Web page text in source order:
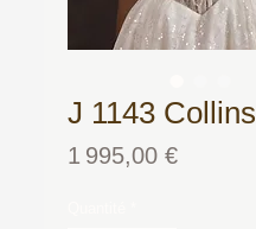
J 1143 Collins
1 995,00 €Prix